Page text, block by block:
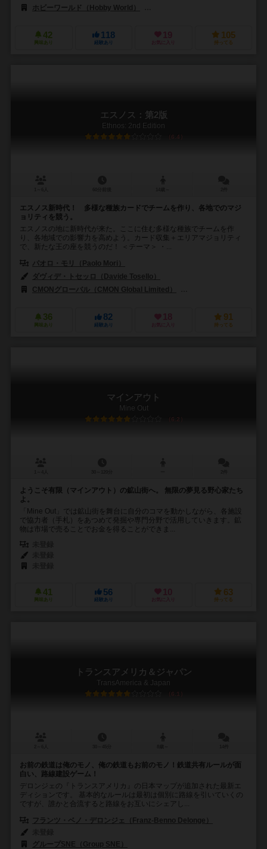
ホビーワールド（Hobby World）
42
興味あり
118
経験あり
19
お気に入り
105
持ってる
エスノス：第2版
Ethnos: 2nd Edition
6.4
エスノス新時代！ 多様な種族カードでチームを作り、各地でのマジ
ョリティを競う。
エスノスの地に新時代が来た。ここに住む多様な種族でチームを作
り、各地域での影響力を高めよう。カード収集＋エリアマジョリティ
で、新たな王の座を競うのだ！ ＜テーマ＞ ・...
パオロ・モリ（Paolo Mori）
ダヴィデ・トセッロ（Davide Tosello）
CMONグローバル（CMON Global Limited）
36
興味あり
82
経験あり
18
お気に入り
91
持ってる
マインアウト
Mine Out
6.2
ようこそ有限（マインアウト）の鉱山街へ。 無限の夢見る野心家たち
よ。
「Mine Out」では鉱山街を舞台に自分のコマを動かしながら、各施設
で協力者（手札）をあつめて発掘や専門分野で活用していきます。鉱
物は市場で売ることでお金を得ることができま...
41
興味あり
56
経験あり
10
お気に入り
63
持ってる
トランスアメリカ＆ジャパン
TransAmerica & Japan
6.1
お前の鉄道は俺のモノ、俺の鉄道もお前のモノ！鉄道共有ルールが面
白い、路線建設ゲーム！
デロンジェの『トランスアメリカ』の日本マップが追加された最新エ
ディションです。 基本的なルールは最初は個別に路線を引いていくの
ですが、誰かと合流すると路線をお互いにシェアし...
フランツ・ベノ・デロンジェ（Franz-Benno Delonge）
グループSNE（Group SNE）